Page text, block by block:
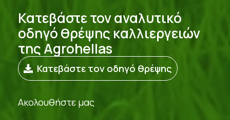
Κατεβάστε τον αναλυτικό
οδηγό θρέψης καλλιεργειών
της Agrohellas
Κατεβάστε τον οδηγό θρέψης
Ακολουθήστε μας